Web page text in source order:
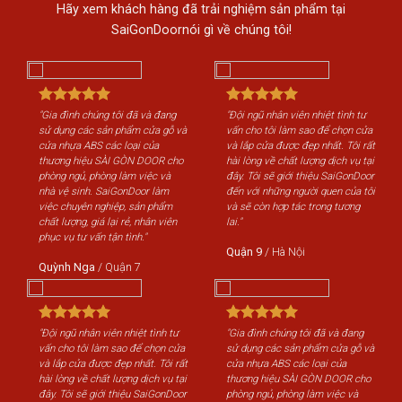
Hãy xem khách hàng đã trải nghiệm sản phẩm tại
SaiGonDoornói gì về chúng tôi!
"Gia đình chúng tôi đã và đang
sử dụng các sản phẩm cửa gỗ và
cửa nhựa ABS các loại của
thương hiệu SÀI GÒN DOOR cho
phòng ngủ, phòng làm việc và
nhà vệ sinh. SaiGonDoor làm
việc chuyên nghiệp, sản phẩm
chất lượng, giá lại rẻ, nhân viên
phục vụ tư vấn tận tình."
Quỳnh Nga / Quận 7
"Đội ngũ nhân viên nhiệt tình tư
vấn cho tôi làm sao để chọn cửa
và lắp cửa được đẹp nhất. Tôi rất
hài lòng về chất lượng dịch vụ tại
đây. Tôi sẽ giới thiệu SaiGonDoor
đến với những người quen của tôi
và sẽ còn hợp tác trong tương
lai."
Quận 9 / Hà Nội
"Đội ngũ nhân viên nhiệt tình tư
vấn cho tôi làm sao để chọn cửa
và lắp cửa được đẹp nhất. Tôi rất
hài lòng về chất lượng dịch vụ tại
đây. Tôi sẽ giới thiệu SaiGonDoor
"Gia đình chúng tôi đã và đang
sử dụng các sản phẩm cửa gỗ và
cửa nhựa ABS các loại của
thương hiệu SÀI GÒN DOOR cho
phòng ngủ, phòng làm việc và